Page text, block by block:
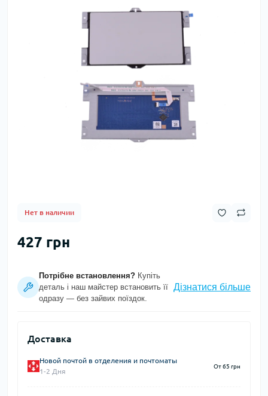
Нет в наличии
427 грн
Потрібне встановлення? Купіть
деталь і наш майстер встановить її
одразу — без зайвих поїздок.
Дізнатися більше
Доставка
Новой почтой в отделения и почтоматы
1-2 Дня
От 65 грн